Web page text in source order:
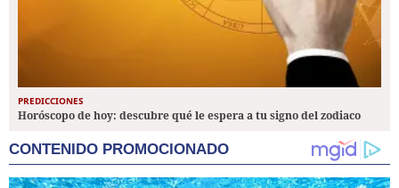
PREDICCIONES
Horóscopo de hoy: descubre qué le espera a tu signo del zodiaco
CONTENIDO PROMOCIONADO